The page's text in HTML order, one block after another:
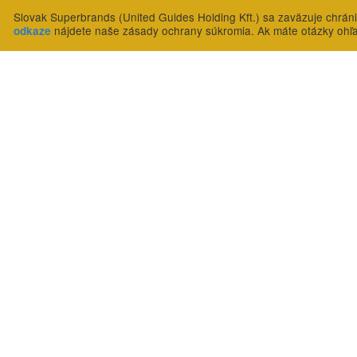
Slovak Superbrands (United Guides Holding Kft.) sa zaväzuje
odkaze nájdete naše zásady ochrany súkromia. Ak máte otázky